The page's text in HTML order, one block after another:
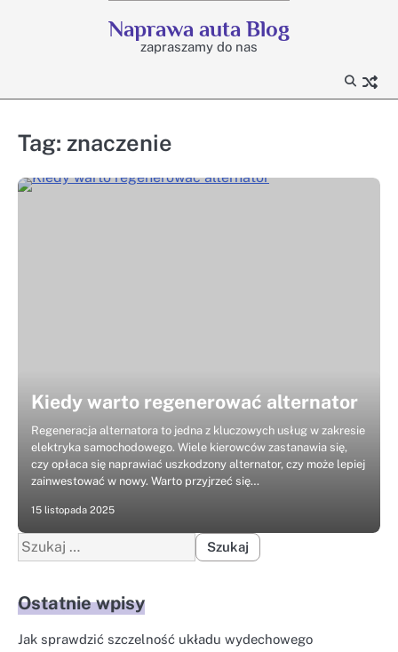
Naprawa auta Blog
zapraszamy do nas
Tag: znaczenie
Kiedy warto regenerować alternator
Regeneracja alternatora to jedna z kluczowych usług w zakresie
elektryka samochodowego. Wiele kierowców zastanawia się,
czy opłaca się naprawiać uszkodzony alternator, czy może lepiej
zainwestować w nowy. Warto przyjrzeć się…
15 listopada 2025
Szukaj:
Ostatnie wpisy
Jak sprawdzić szczelność układu wydechowego